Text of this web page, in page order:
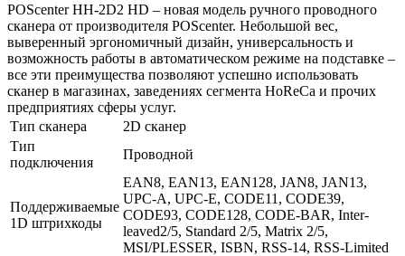
POScenter HH-2D2 HD – новая модель ручного проводного
сканера от производителя POScenter. Небольшой вес,
выверенный эргономичный дизайн, универсальность и
возможность работы в автоматическом режиме на подставке –
все эти преимущества позволяют успешно использовать
сканер в магазинах, заведениях сегмента HoReCa и прочих
предприятиях сферы услуг.
Тип сканера
2D сканер
Тип
подключения
Проводной
Поддерживаемые
1D штрихкоды
EAN8, EAN13, EAN128, JAN8, JAN13,
UPC-A, UPC-E, CODE11, CODE39,
CODE93, CODE128, CODE-BAR, Inter-
leaved2/5, Standard 2/5, Matrix 2/5,
MSI/PLESSER, ISBN, RSS-14, RSS-Limited